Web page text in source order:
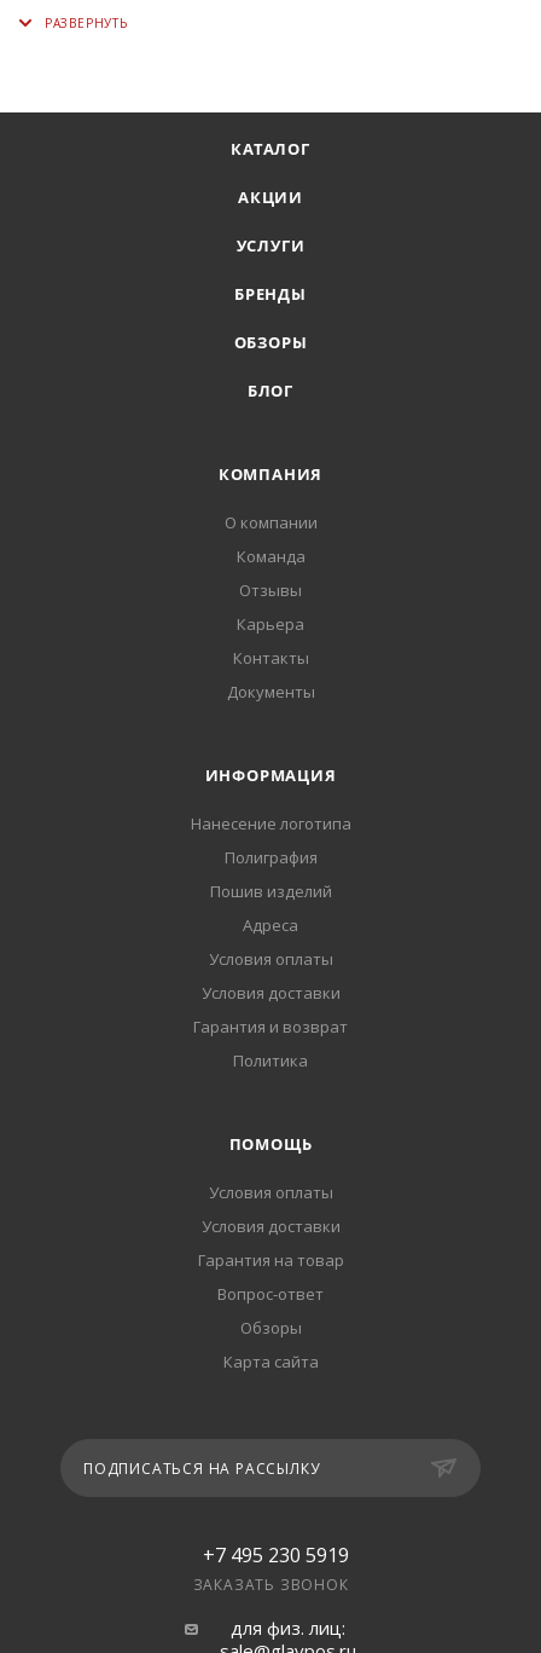
КАТАЛОГ
АКЦИИ
УСЛУГИ
БРЕНДЫ
ОБЗОРЫ
БЛОГ
КОМПАНИЯ
О компании
Команда
Отзывы
Карьера
Контакты
Документы
ИНФОРМАЦИЯ
Нанесение логотипа
Полиграфия
Пошив изделий
Адреса
Условия оплаты
Условия доставки
Гарантия и возврат
Политика
ПОМОЩЬ
Условия оплаты
Условия доставки
Гарантия на товар
Вопрос-ответ
Обзоры
Карта сайта
ПОДПИСАТЬСЯ НА РАССЫЛКУ
+7 495 230 5919
ЗАКАЗАТЬ ЗВОНОК
для физ. лиц: